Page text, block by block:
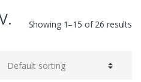
Showing 1–15 of 26 results